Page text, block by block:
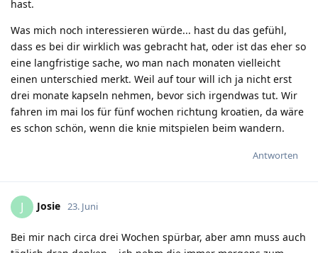
hast.
Was mich noch interessieren würde... hast du das gefühl,
dass es bei dir wirklich was gebracht hat, oder ist das eher so
eine langfristige sache, wo man nach monaten vielleicht
einen unterschied merkt. Weil auf tour will ich ja nicht erst
drei monate kapseln nehmen, bevor sich irgendwas tut. Wir
fahren im mai los für fünf wochen richtung kroatien, da wäre
es schon schön, wenn die knie mitspielen beim wandern.
Antworten
J Josie 23. Juni
Bei mir nach circa drei Wochen spürbar, aber amn muss auch